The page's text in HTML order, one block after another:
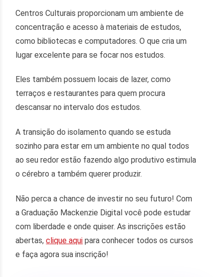
Centros Culturais proporcionam um ambiente de
concentração e acesso à materiais de estudos,
como bibliotecas e computadores. O que cria um
lugar excelente para se focar nos estudos.
Eles também possuem locais de lazer, como
terraços e restaurantes para quem procura
descansar no intervalo dos estudos.
A transição do isolamento quando se estuda
sozinho para estar em um ambiente no qual todos
ao seu redor estão fazendo algo produtivo estimula
o cérebro a também querer produzir.
Não perca a chance de investir no seu futuro! Com
a Graduação Mackenzie Digital você pode estudar
com liberdade e onde quiser. As inscrições estão
abertas,clique aqui para conhecer todos os cursos
e faça agora sua inscrição!